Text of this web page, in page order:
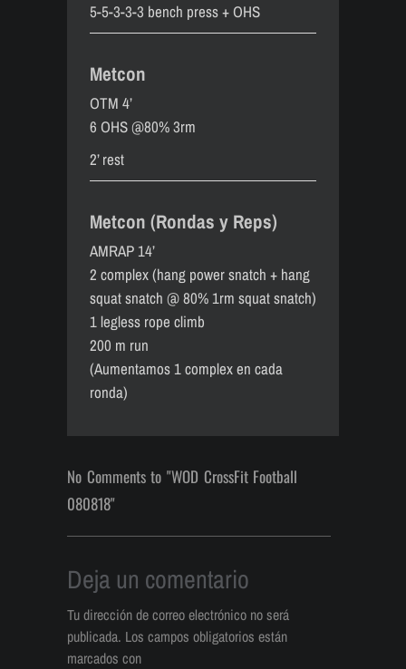
5-5-3-3-3 bench press + OHS
Metcon
OTM 4’
6 OHS @80% 3rm
2’ rest
Metcon (Rondas y Reps)
AMRAP 14’
2 complex (hang power snatch + hang
squat snatch @ 80% 1rm squat snatch)
1 legless rope climb
200 m run
(Aumentamos 1 complex en cada
ronda)
No Comments to "WOD CrossFit Football
080818"
Deja un comentario
Tu dirección de correo electrónico no será
publicada. Los campos obligatorios están
marcados con